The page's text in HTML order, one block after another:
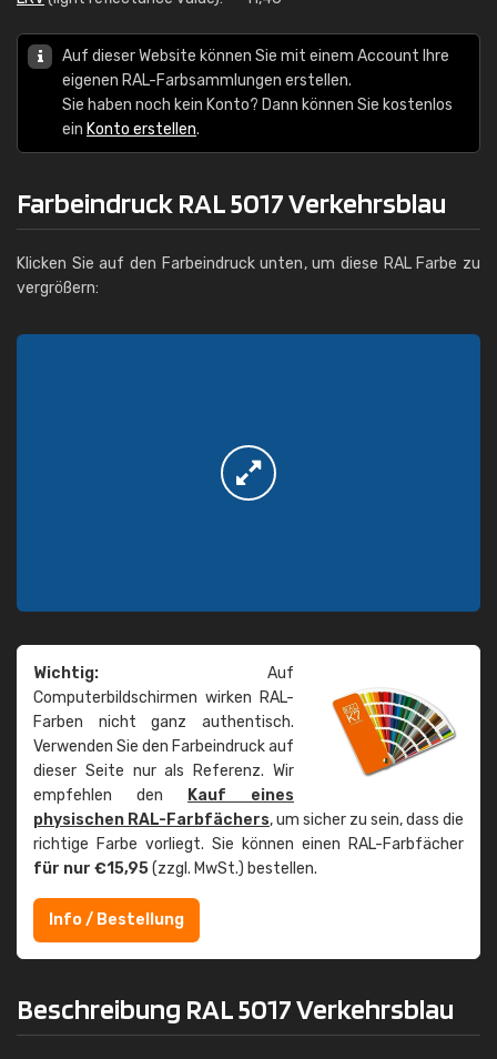
Auf dieser Website können Sie mit einem Account Ihre
eigenen RAL-Farbsammlungen erstellen.
Sie haben noch kein Konto? Dann können Sie kostenlos
ein Konto erstellen.
Farbeindruck RAL 5017 Verkehrsblau
Klicken Sie auf den Farbeindruck unten, um diese RAL Farbe zu
vergrößern:
Wichtig: Auf
Computerbildschirmen wirken RAL-
Farben nicht ganz authentisch.
Verwenden Sie den Farbeindruck auf
dieser Seite nur als Referenz. Wir
empfehlen den
Kauf eines
physischen RAL-Farbfächers, um sicher zu sein, dass die
richtige Farbe vorliegt. Sie können einen RAL-Farbfächer
für nur €15,95(zzgl. MwSt.) bestellen.
Info / Bestellung
Beschreibung RAL 5017 Verkehrsblau